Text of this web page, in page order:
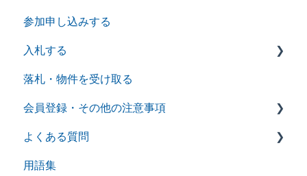
参加申し込みする
入札する
せり売形式
入札形式
落札・物件を受け取る
会員登録・その他の注意事項
会員登録に関する設定と機能
その他の注意事項
よくある質問
サービス全般に関する質問
用語集